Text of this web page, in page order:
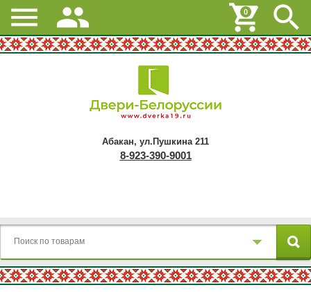
Абакан, ул.Пушкина 211
8-923-390-9001
0